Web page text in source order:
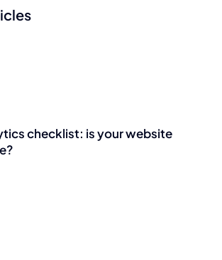
checklist: is your website